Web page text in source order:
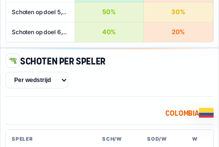
Schoten op doel 5,5+ 50% 30%
Schoten op doel 6,5+ 40% 20%
Schoten per speler
Colombia
SPELER SCH/W SOD/W W